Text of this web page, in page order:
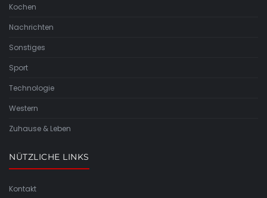
Kochen
Nachrichten
Sonstiges
Sport
Technologie
Western
Zuhause & Leben
NÜTZLICHE LINKS
Kontakt